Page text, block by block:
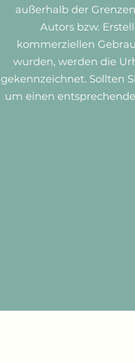
außerhalb der
Autors bzw.
kommerziellen
wurden, werden die
gekennzeichnet. Sollten
um einen